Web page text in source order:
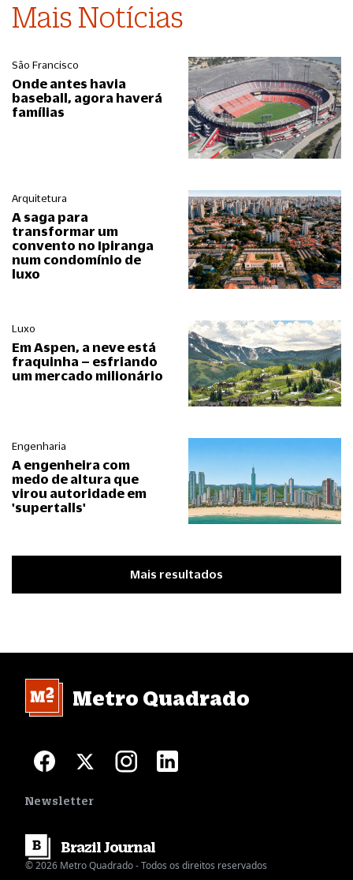
Mais Notícias
São Francisco
Onde antes havia
baseball, agora haverá
famílias
Arquitetura
A saga para
transformar um
convento no Ipiranga
num condomínio de
luxo
Luxo
Em Aspen, a neve está
fraquinha – esfriando
um mercado milionário
Engenharia
A engenheira com
medo de altura que
virou autoridade em
'supertalls'
Mais resultados
Metro Quadrado
Newsletter
© 2026 Metro Quadrado - Todos os direitos reservados
BrazilJournal